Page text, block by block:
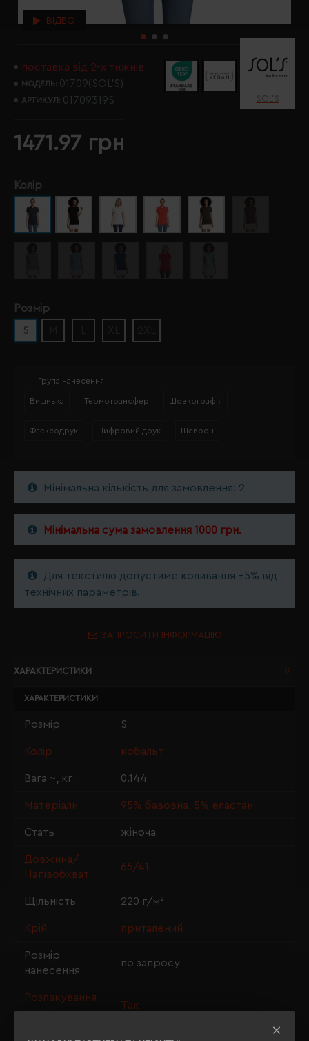
ВІДЕО
поставка від 2-х тижнів
МОДЕЛЬ: 01709(SOL’S)
АРТИКУЛ: 01709319S SOL’S
1471.97 грн
Колір
Розмір
S
Група нанесення
Вишивка Термотрансфер Шовкографія
Флексодрук Цифровий друк Шеврон
Мінімальна кількість для замовлення: 2
Мінімальна сума замовлення 1000 грн.
Для текстилю допустиме коливання ±5% від
технічних параметрів.
ЗАПРОСИТИ ІНФОРМАЦІЮ
ХАРАКТЕРИСТИКИ
ХАРАКТЕРИСТИКИ
Розмір S
Колір кобальт
Вага ~, кг 0.144
Матеріали 95% бавовна, 5% еластан
Стать жіноча
Довжина/
Напівобхват
65/41
Щільність 220 г/м²
Крій приталений
Розмір
нанесення
по запросу
Розпакування
упаковки
Так